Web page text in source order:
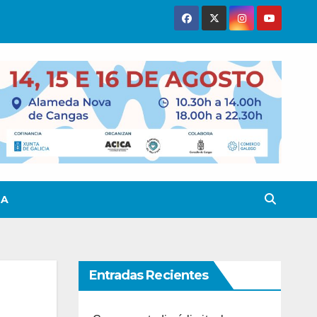
Entradas Recientes